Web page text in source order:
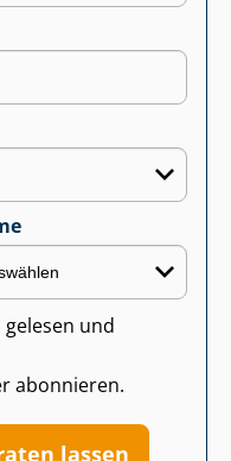
gelesen und
abonnieren.
lassen